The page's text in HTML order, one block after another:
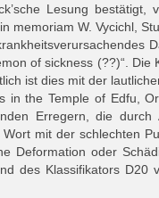
Lesung bestätigt,
memoriam W. Vycichl,
of sickness (??)“. Die
ist dies mit der
in the Temple of Edfu,
Erregern, die
mit der schlechten
Deformation oder
des Klassifikators D20